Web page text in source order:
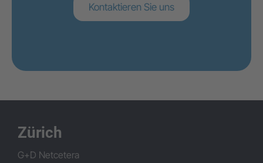
Kontaktieren Sie uns
Zürich
G+D Netcetera